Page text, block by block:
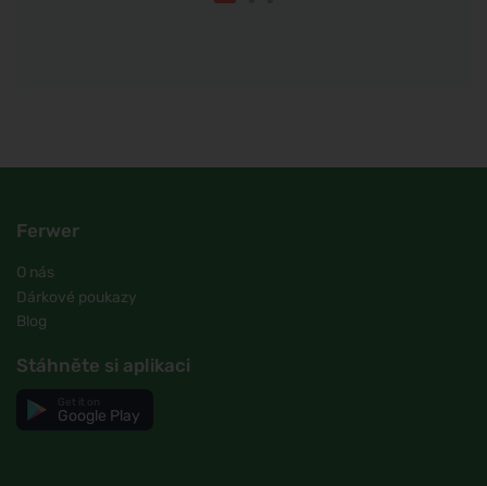
Ferwer
O nás
Dárkové poukazy
Blog
Stáhněte si aplikaci
Google Play